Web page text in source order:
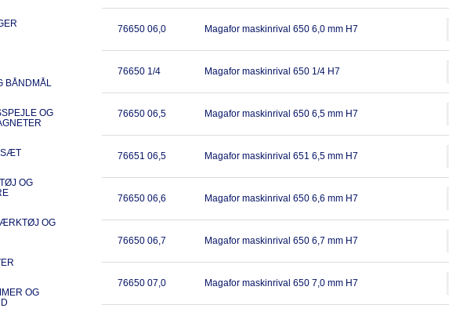
BÅNDMÅL
OG
OG
OG
OG
76650 06,0 Magafor maskinrival 650 6,0 mm H7
76650 1/4 Magafor maskinrival 650 1/4 H7
76650 06,5 Magafor maskinrival 650 6,5 mm H7
76651 06,5 Magafor maskinrival 651 6,5 mm H7
76650 06,6 Magafor maskinrival 650 6,6 mm H7
76650 06,7 Magafor maskinrival 650 6,7 mm H7
76650 07,0 Magafor maskinrival 650 7,0 mm H7